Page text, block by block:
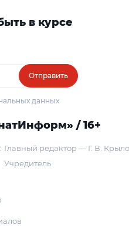
в курсе
Отправить
данных
/ 16+
Главный редактор — Г. В.
Учредитель